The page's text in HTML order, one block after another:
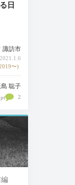
日
諏訪市
〜)
聡子
2